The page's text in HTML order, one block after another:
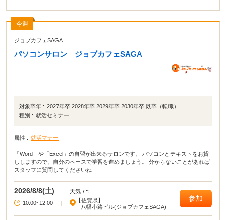
今週
ジョブカフェSAGA
パソコンサロン ジョブカフェSAGA
対象卒年 : 2027年卒 2028年卒 2029年卒 2030年卒 既卒（転職）
種別 : 就活セミナー
属性 : 就活マナー
「Word」や「Excel」の自習が出来るサロンです。 パソコンとテキストをお貸
ししますので、自分のペースで学習を進めましょう。 分からないことがあれば
スタッフに質問してくださいね
2026/8/8(土)
天気
10:00~12:00
【佐賀県】
八幡小路ビル(ジョブカフェSAGA)
参加